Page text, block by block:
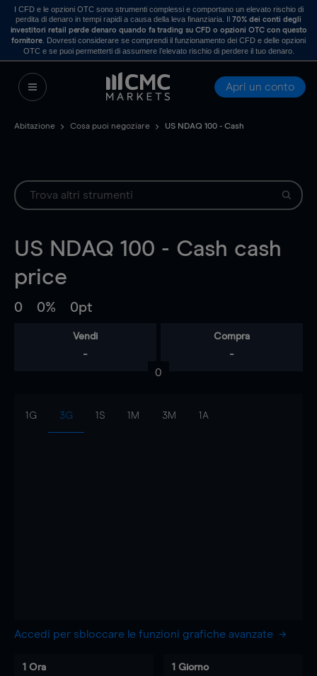
I CFD e le opzioni OTC sono strumenti complessi e comportano un elevato rischio di
perdita di denaro in tempi rapidi a causa della leva finanziaria. Il70% dei conti degli
investitori retail perde denaro quando fa trading su CFD o opzioni OTC con questo
fornitore . Dovresti considerare se comprendi il funzionamento dei CFD e delle opzioni
OTC e se puoi permetterti di assumere l’elevato rischio di perdere il tuo denaro.
Apri un conto
Abitazione Cosa puoi negoziare US NDAQ 100 - Cash
US NDAQ 100 - Cash cash
price
0 0% 0pt
Vendi
-
Compra
-
0
1G 3G 1S 1M 3M 1A
Accedi per sbloccare le funzioni grafiche avanzate
1 Ora 1 Giorno